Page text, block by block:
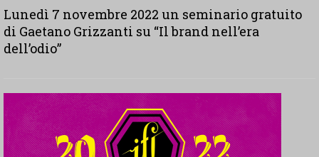
Lunedì 7 novembre 2022 un seminario gratuito
di Gaetano Grizzanti su “Il brand nell’era
dell’odio”